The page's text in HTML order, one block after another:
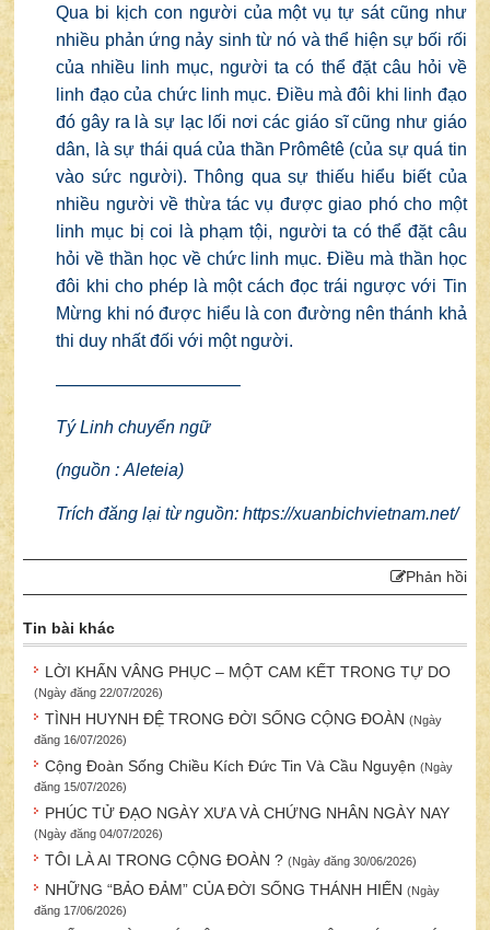
Qua bi kịch con người của một vụ tự sát cũng như
nhiều phản ứng nảy sinh từ nó và thể hiện sự bối rối
của nhiều linh mục, người ta có thể đặt câu hỏi về
linh đạo của chức linh mục. Điều mà đôi khi linh đạo
đó gây ra là sự lạc lối nơi các giáo sĩ cũng như giáo
dân, là sự thái quá của thần Prômêtê (của sự quá tin
vào sức người). Thông qua sự thiếu hiểu biết của
nhiều người về thừa tác vụ được giao phó cho một
linh mục bị coi là phạm tội, người ta có thể đặt câu
hỏi về thần học về chức linh mục. Điều mà thần học
đôi khi cho phép là một cách đọc trái ngược với Tin
Mừng khi nó được hiểu là con đường nên thánh khả
thi duy nhất đối với một người.
——————————–
Tý Linh chuyển ngữ
(nguồn :Aleteia)
Trích đăng lại từ nguồn: https://xuanbichvietnam.net/
Phản hồi
Tin bài khác
LỜI KHẤN VÂNG PHỤC – MỘT CAM KẾT TRONG TỰ DO
(Ngày đăng 22/07/2026)
TÌNH HUYNH ĐỆ TRONG ĐỜI SỐNG CỘNG ĐOÀN(Ngày
đăng 16/07/2026)
Cộng Đoàn Sống Chiều Kích Đức Tin Và Cầu Nguyện(Ngày
đăng 15/07/2026)
PHÚC TỬ ĐẠO NGÀY XƯA VÀ CHỨNG NHÂN NGÀY NAY
(Ngày đăng 04/07/2026)
TÔI LÀ AI TRONG CỘNG ĐOÀN ?(Ngày đăng 30/06/2026)
NHỮNG “BẢO ĐẢM” CỦA ĐỜI SỐNG THÁNH HIẾN(Ngày
đăng 17/06/2026)